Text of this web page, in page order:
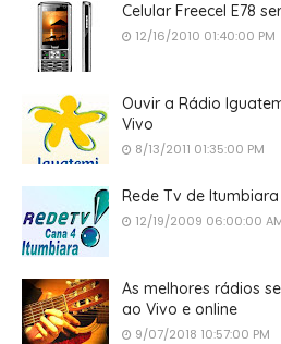
Celular Freecel E78
12/16/2010 01:40:00 PM
Ouvir a Rádio
Vivo
8/13/2011 01:35:00 PM
Rede Tv de Itumbiara
12/19/2009 06:00:00
As melhores rádios
ao Vivo e online
9/07/2018 10:57:00 PM